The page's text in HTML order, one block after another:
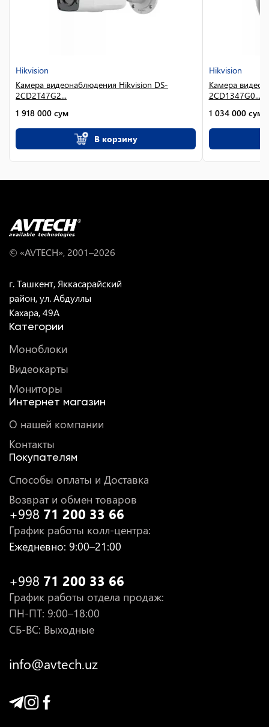
Hikvision
Камера видеонаблюдения Hikvision DS-
2CD2T47G2...
1 918 000 сум
В корзину
Hikvision
Камера
2CD1347G0...
1 034 000 сум
© «AVTECH», 2001–2026
г. Ташкент, Яккасарайский
район, ул. Абдуллы
Кахара, 49A
Категории
Моноблоки
Видеокарты
Мониторы
Интернет магазин
О нашей компании
Контакты
Покупателям
Способы оплаты и Доставка
Возврат и обмен товаров
+998 71 200 33 66
График работы колл-центра:
Ежедневно: 9:00–21:00
+998 71 200 33 66
График работы отдела продаж:
ПН-ПТ: 9:00–18:00
СБ-ВС: Выходные
info@avtech.uz